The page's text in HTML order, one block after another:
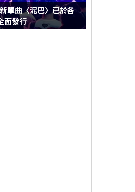
單曲〈泥巴〉已於各
面發行